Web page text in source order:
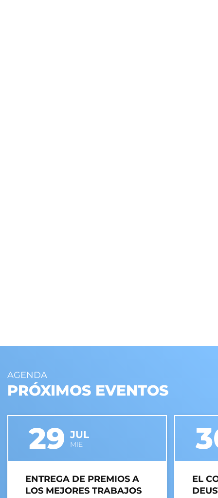
AGENDA
PRÓXIMOS EVENTOS
29 JUL
MIE
ENTREGA DE PREMIOS A
LOS MEJORES TRABAJOS
EL